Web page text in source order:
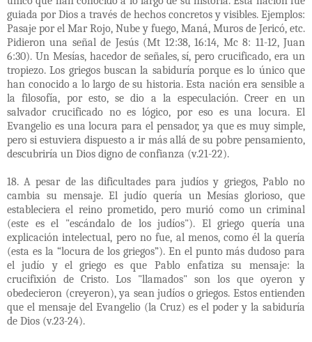
guiada por Dios a través de hechos concretos y visibles. Ejemplos:
Pasaje por el Mar Rojo, Nube y fuego, Maná, Muros de Jericó, etc.
Pidieron una señal de Jesús (Mt 12:38, 16:14, Mc 8: 11-12, Juan
6:30). Un Mesías, hacedor de señales, sí, pero crucificado, era un
tropiezo. Los griegos buscan la sabiduría porque es lo único que
han conocido a lo largo de su historia. Esta nación era sensible a
la filosofía, por esto, se dio a la especulación. Creer en un
salvador crucificado no es lógico, por eso es una locura. El
Evangelio es una locura para el pensador, ya que es muy simple,
pero si estuviera dispuesto a ir más allá de su pobre pensamiento,
descubriría un Dios digno de confianza (v.21-22).
18. A pesar de las dificultades para judíos y griegos, Pablo no
cambia su mensaje. El judío quería un Mesías glorioso, que
estableciera el reino prometido, pero murió como un criminal
(este es el "escándalo de los judíos"). El griego quería una
explicación intelectual, pero no fue, al menos, como él la quería
(esta es la “locura de los griegos”). En el punto más dudoso para
el judío y el griego es que Pablo enfatiza su mensaje: la
crucifixión de Cristo. Los "llamados" son los que oyeron y
obedecieron (creyeron), ya sean judíos o griegos. Estos entienden
que el mensaje del Evangelio (la Cruz) es el poder y la sabiduría
de Dios (v.23-24).